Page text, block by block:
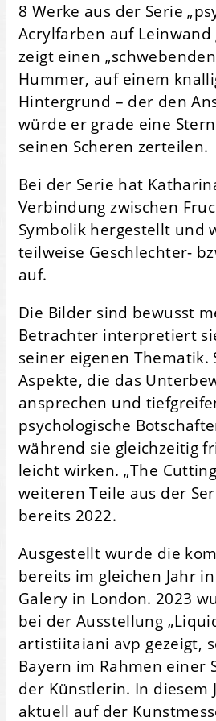
8 Werke aus der Serie
Acrylfarben auf Leinwand
zeigt einen
Hummer, auf einem
Hintergrund – der den
würde er grade eine
seinen Scheren zerteilen.
Bei der Serie hat
Verbindung zwischen
Symbolik hergestellt und
teilweise Geschlechter-
auf.
Die Bilder sind bewusst
Betrachter interpretiert
seiner eigenen Thematik.
Aspekte, die das
ansprechen und
psychologische
während sie gleichzeitig
leicht wirken. „The
weiteren Teile aus der
bereits 2022.
Ausgestellt wurde die
bereits im gleichen Jahr
Galery in London. 2023
bei der Ausstellung
artistiitaiani avp gezeigt,
Bayern im Rahmen einer
der Künstlerin. In diesem
aktuell auf der